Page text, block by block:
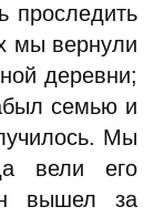
проследить
мы вернули
деревни;
семью и
Мы
вели его
вышел за